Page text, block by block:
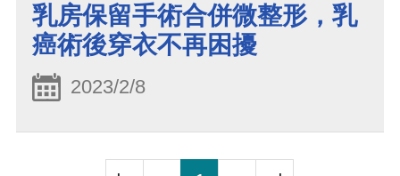
乳房保留手術合併微整形，乳
癌術後穿衣不再困擾
2023/2/8